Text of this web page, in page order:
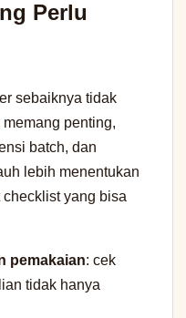
Perlu
sebaiknya tidak
penting,
batch, dan
lebih menentukan
yang bisa
pemakaian: cek
tidak hanya